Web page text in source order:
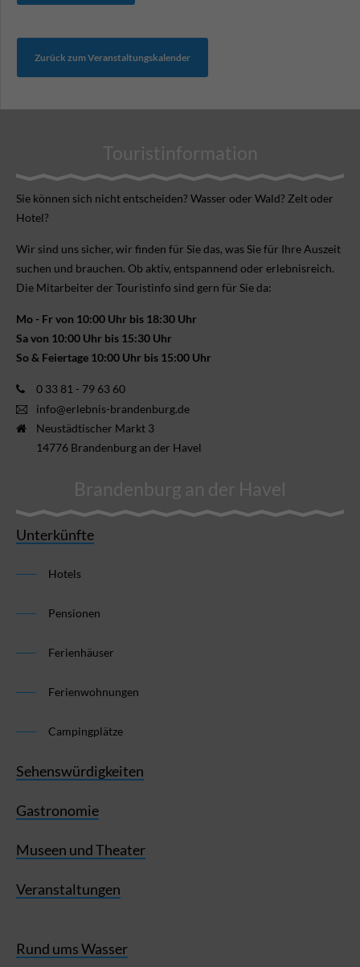
Zurück zum Veranstaltungskalender
Touristinformation
Sie können sich nicht ent­scheiden? Wasser oder Wald? Zelt oder
Hotel?
Wir sind uns sicher, wir finden für Sie das, was Sie für Ihre Aus­zeit
suchen und brauchen. Ob aktiv, ent­spannend oder erlebnis­reich.
Die Mitarbeiter der Touristinfo sind gern für Sie da:
Mo - Fr von 10:00 Uhr bis 18:30 Uhr
Sa von 10:00 Uhr bis 15:30 Uhr
So & Feiertage 10:00 Uhr bis 15:00 Uhr
0 33 81 - 79 63 60
info@erlebnis-brandenburg.de
Neustädtischer Markt 3
14776 Brandenburg an der Havel
Brandenburg an der Havel
Unterkünfte
Hotels
Pensionen
Ferienhäuser
Ferienwohnungen
Campingplätze
Sehenswürdigkeiten
Gastronomie
Museen und Theater
Veranstaltungen
Rund ums Wasser